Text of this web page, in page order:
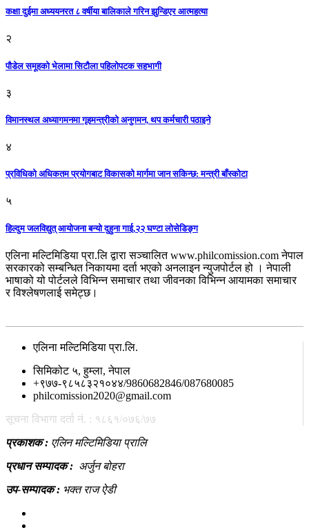
कक्षा दुईमा अध्ययनरत ८ वर्षीया बालिकाले गरिन झुन्डिएर आत्महत्या
२
पौडेल समूहको भेलामा सिटौला पहिलोपटक सहभागी
३
विमानस्थल अध्यागमनमा गृहमन्त्रीको अनुगमन, थप कर्मचारी पठाइने
४
प्रविधिको अधिकतम प्रयोगबाट विकासको मार्गमा जान सकिन्छ: मन्त्री बाँस्कोटा
५
हिल्दुम जलविद्युत् आयोजना बन्यो दुहुना गाई,२२ घण्टा लोसेडिङ्ग
एलिना मल्टिमिडिया प्रा.लि द्वारा सञ्चालित www.philcomission.com नेपाल
सरकारको सम्बन्धित निकायमा दर्ता भएको अनलाइन न्युजपोर्टल हो । नेपाली
भाषाको यो पोर्टलले विभिन्न समाचार तथा जीवनका विभिन्न आयामका समाचार
र विश्लेषणलाई समेट्छ।
एलिना मल्टिमिडिया प्रा.लि.
सिमिकोट ५, हुम्ला, नेपाल
+९७७-९८५८३२१०४४/9860682846/087680085
philcomission2020@gmail.com
सूचना विभागा दर्ता नं. : १८६१/०७६/७७
प्रकाशक : एलिन मल्टिमिडिया प्रालि
प्रधान सम्पादक : अर्जुन बोहरा
उप-सम्पादक : भक्त राज ऐडी